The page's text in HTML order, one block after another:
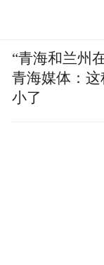
“青海和兰州
青海媒体：
小了